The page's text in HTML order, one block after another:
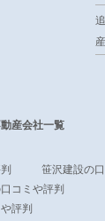
動産会社一覧
笹沢建設の
コミや評判
評判